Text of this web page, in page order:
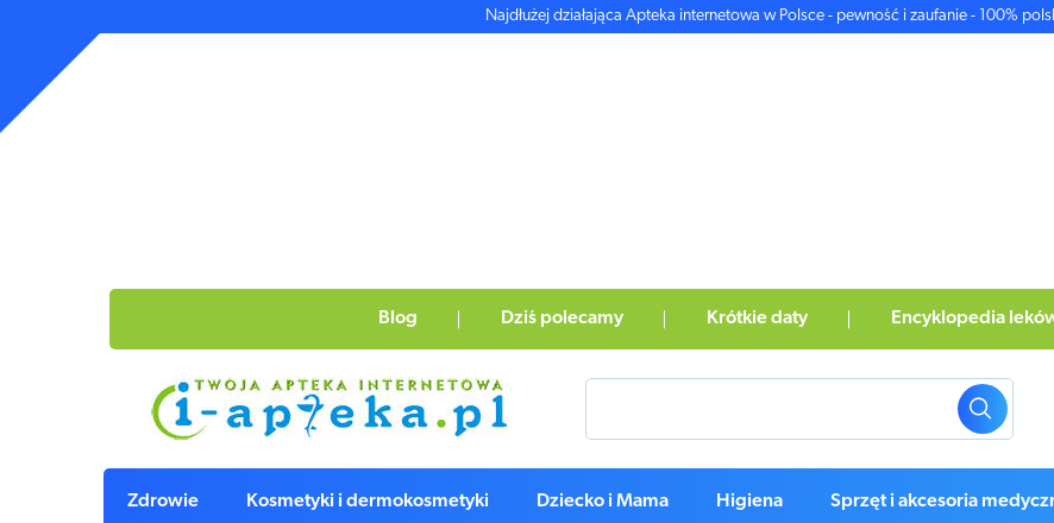
Najdłużej działająca Apteka internetowa w Polsce - pewność i zaufanie - 100%
Blog Dziś polecamy Krótkie daty Encyklopedia
Zdrowie Kosmetyki i dermokosmetyki Dziecko i Mama Higiena Sprzęt i akcesoria